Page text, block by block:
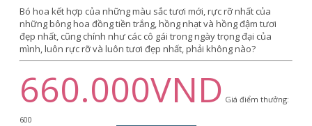
Bó hoa kết hợp của những màu sắc tươi mới, rực rỡ nhất của
những bông hoa đồng tiền trắng, hồng nhạt và hồng đậm tươi
đẹp nhất, cũng chính như các cô gái trong ngày trọng đại của
mình, luôn rực rỡ và luôn tươi đẹp nhất, phải không nào?
660.000VND Giá điểm thưởng:
600